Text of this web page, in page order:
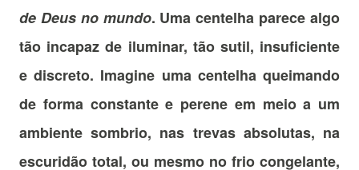
de Deus no mundo. Uma centelha parece algo
tão incapaz de iluminar, tão sutil, insuficiente
e discreto. Imagine uma centelha queimando
de forma constante e perene em meio a um
ambiente sombrio, nas trevas absolutas, na
escuridão total, ou mesmo no frio congelante,